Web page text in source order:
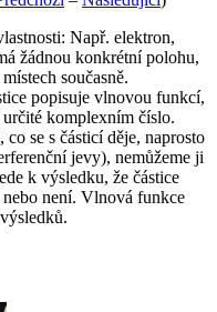
Např. elektron,
žádnou konkrétní polohu,
současně.
popisuje vlnovou funkcí,
komplexním číslo.
se s částicí děje, naprosto
jevy), nemůžeme ji
k výsledku, že částice
není. Vlnová funkce